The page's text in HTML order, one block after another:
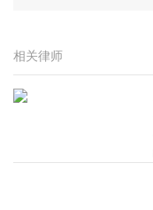
相关律师